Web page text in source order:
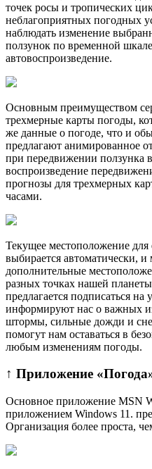
точек росы и тропических
неблагоприятных
наблюдать изменение
ползунок по временной
автовоспроизведение.
Основным преимуществом
трехмерные карты погоды,
же данные о погоде, что и
предлагают анимированное
при передвижении ползунка
воспроизведение
прогнозы для трехмерных
часами.
Текущее местоположение
выбирается автоматически,
дополнительные
разных точках нашей
предлагается подписаться
информируют нас о важных
штормы, сильные дожди и
помогут нам оставаться в
любым изменениям погоды.
↑ Приложение
Основное приложение MSN
приложением Windows 11.
Организация более проста,